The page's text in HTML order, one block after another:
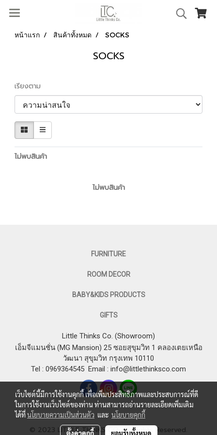
หน้าแรก สินค้าทั้งหมด SOCKS
SOCKS
เรียงตาม
ไม่พบสินค้า
ไม่พบสินค้า
FURNITURE
ROOM DECOR
BABY&KIDS PRODUCTS
GIFTS
Little Thinks Co. (Showroom)
เอ็มจีแมนชั่น (MG Mansion) 25 ซอยสุขุมวิท 1 คลองเตยเหนือ
วัฒนา สุขุมวิท กรุงเทพ 10110
Tel : 0969364545 Email : info@littlethinksco.com
© 2023 LITTLE THINKS CO. All Rights Reserved.
เว็บไซต์นี้มีการใช้งานคุกกี้ เพื่อเพิ่มประสิทธิภาพและประสบการณ์ที่ดี
ในการใช้งานเว็บไซต์ของท่าน ท่านสามารถอ่านรายละเอียดเพิ่มเติม
ได้ที่นโยบายความเป็นส่วนตัว และ นโยบายคุกกี้
ตั้งค่าคุกกี้ ยอมรับทั้งหมด